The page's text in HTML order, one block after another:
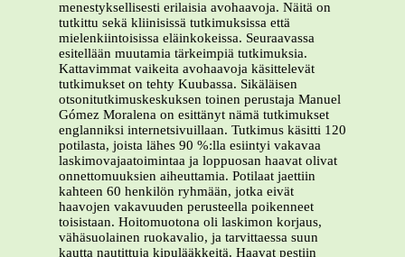
menestyksellisesti erilaisia avohaavoja. Näitä on
tutkittu sekä kliinisissä tutkimuksissa että
mielenkiintoisissa eläinkokeissa. Seuraavassa
esitellään muutamia tärkeimpiä tutkimuksia.
Kattavimmat vaikeita avohaavoja käsittelevät
tutkimukset on tehty Kuubassa. Sikäläisen
otsonitutkimuskeskuksen toinen perustaja Manuel
Gómez Moralena on esittänyt nämä tutkimukset
englanniksi internetsivuillaan. Tutkimus käsitti 120
potilasta, joista lähes 90 %:lla esiintyi vakavaa
laskimovajaatoimintaa ja loppuosan haavat olivat
onnettomuuksien aiheuttamia. Potilaat jaettiin
kahteen 60 henkilön ryhmään, jotka eivät
haavojen vakavuuden perusteella poikenneet
toisistaan. Hoitomuotona oli laskimon korjaus,
vähäsuolainen ruokavalio, ja tarvittaessa suun
kautta nautittuja kipulääkkeitä. Haavat pestiin